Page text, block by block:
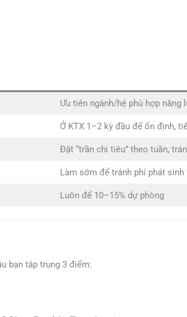
Ưu tiên ngành/hệ phù hợp
Ở KTX 1–2 kỳ đầu để ổn định,
Đặt “trần chi tiêu” theo tuần,
Làm sớm để tránh phí phát sinh
Luôn để 10–15% dự phòng
bạn tập trung 3 điểm: